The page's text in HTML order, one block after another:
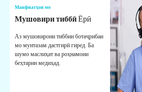
Манфиатҳои мо
Мушовири тиббӣЁрӣ
Аз мушовирони тиббии ботаҷрибаи
мо мунтазам дастгирӣ гиред. Ба
шумо маслиҳат ва роҳнамоии
беҳтарин медиҳад.